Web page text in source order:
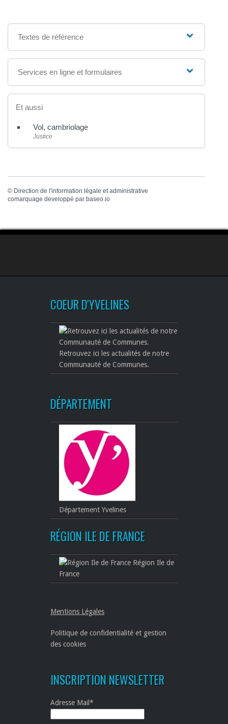
Textes de référence
Services en ligne et formulaires
Et aussi
Vol, cambriolage
Justice
© Direction de l'information légale et administrative
comarquage developpé par baseo.io
COEUR D'YVELINES
Retrouvez ici les actualités de notre
Communauté de Communes.
DÉPARTEMENT
Département Yvelines
RÉGION ILE DE FRANCE
Région Ile de
France
Mentions Légales
Politique de confidentialité et gestion
des cookies
INSCRIPTION NEWSLETTER
Adresse Mail*